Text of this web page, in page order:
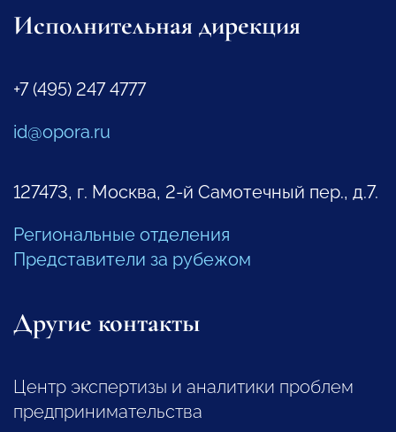
Исполнительная дирекция
+7 (495) 247 4777
id@opora.ru
127473, г. Москва, 2-й Самотечный пер., д.7.
Региональные отделения
Представители за рубежом
Другие контакты
Центр экспертизы и аналитики проблем
предпринимательства